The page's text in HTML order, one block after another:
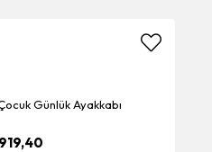
Günlük Ayakkabı